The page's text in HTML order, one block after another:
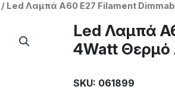
/ Led Λαμπά A60 E27 Filament
Led Λαμπά
4Watt Θερμό
SKU: 061899